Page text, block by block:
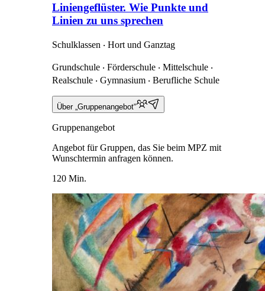
Liniengeflüster. Wie Punkte und
Linien zu uns sprechen
Schulklassen ‧ Hort und Ganztag
Grundschule ‧ Förderschule ‧ Mittelschule ‧
Realschule ‧ Gymnasium ‧ Berufliche Schule
Über „Gruppenangebot“
Gruppenangebot
Angebot für Gruppen, das Sie beim MPZ mit
Wunschtermin anfragen können.
120 Min.